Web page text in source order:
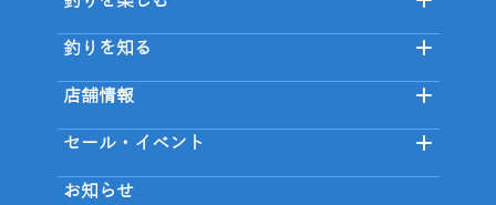
釣りを知る
店舗情報
セール・イベント
お知らせ